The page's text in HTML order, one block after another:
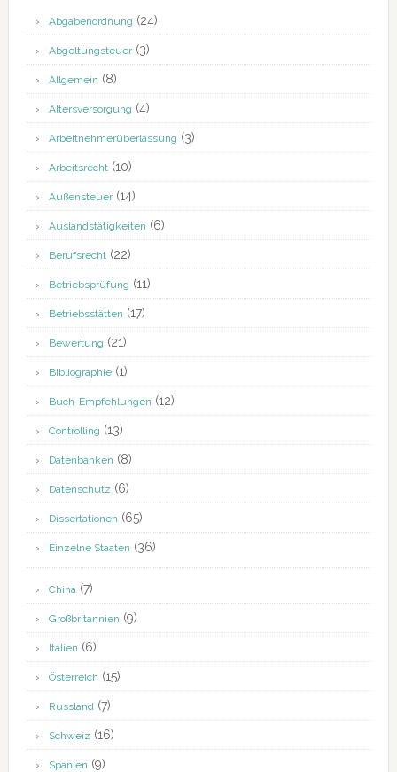
Abgabenordnung (24)
Abgeltungsteuer(3)
Allgemein (8)
Altersversorgung (4)
Arbeitnehmerüberlassung (3)
Arbeitsrecht(10)
Außensteuer(14)
Auslandstätigkeiten (6)
Berufsrecht(22)
Betriebsprüfung (11)
Betriebsstätten (17)
Bewertung (21)
Bibliographie(1)
Buch-Empfehlungen (12)
Controlling (13)
Datenbanken (8)
Datenschutz (6)
Dissertationen (65)
Einzelne Staaten (36)
China (7)
Großbritannien (9)
Italien (6)
Österreich (15)
Russland (7)
Schweiz (16)
Spanien (9)